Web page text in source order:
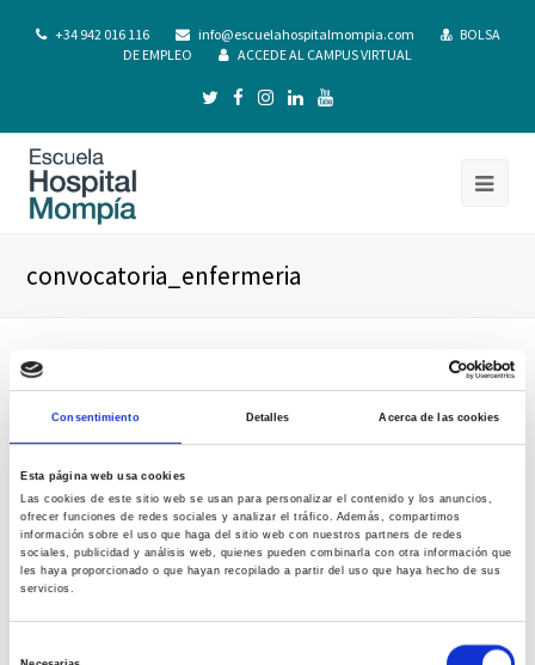
Consentimiento Detalles Acerca de las cookies
Esta página web usa cookies
Las cookies de este sitio web se usan para personalizar el contenido y los anuncios,
ofrecer funciones de redes sociales y analizar el tráfico. Además, compartimos
información sobre el uso que haga del sitio web con nuestros partners de redes
sociales, publicidad y análisis web, quienes pueden combinarla con otra información que
les haya proporcionado o que hayan recopilado a partir del uso que haya hecho de sus
servicios.
+34 942 016 116 info@escuelahospitalmompia.com
BOLSA
DE EMPLEO
ACCEDE AL CAMPUS VIRTUAL
convocatoria_enfermeria